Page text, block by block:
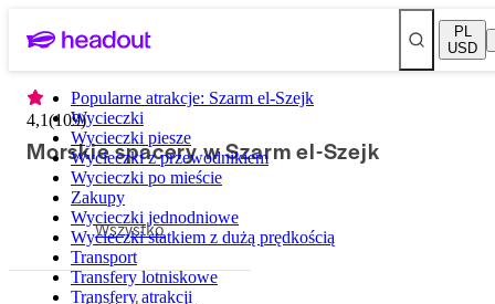
PL
USD
Popularne atrakcje: Szarm el-Szejk
Wycieczki
Wycieczki piesze
Wycieczki z przewodnikiem
Wycieczki po mieście
Zakupy
Wycieczki jednodniowe
Wycieczki statkiem z dużą prędkością
Transport
Transfery lotniskowe
Transfery atrakcji
4,1(109)
Morskie spacery w Szarm el-Szejk
Wszystko